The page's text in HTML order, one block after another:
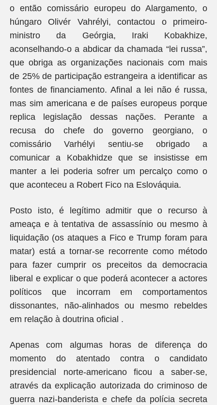
o então comissário europeu do Alargamento, o
húngaro Olivér Vahrélyi, contactou o primeiro-
ministro da Geórgia, Iraki Kobakhize,
aconselhando-o a abdicar da chamada “lei russa”,
que obriga as organizações nacionais com mais
de 25% de participação estrangeira a identificar as
fontes de financiamento. Afinal a lei não é russa,
mas sim americana e de países europeus porque
replica legislação dessas nações. Perante a
recusa do chefe do governo georgiano, o
comissário Varhélyi sentiu-se obrigado a
comunicar a Kobakhidze que se insistisse em
manter a lei poderia sofrer um percalço como o
que aconteceu a Robert Fico na Eslováquia.
Posto isto, é legítimo admitir que o recurso à
ameaça e à tentativa de assassínio ou mesmo à
liquidação (os ataques a Fico e Trump foram para
matar) está a tornar-se recorrente como método
para fazer cumprir os preceitos da democracia
liberal e explicar o que poderá acontecer a actores
políticos que incorram em comportamentos
dissonantes, não-alinhados ou mesmo rebeldes
em relação à doutrina oficial .
Apenas com algumas horas de diferença do
momento do atentado contra o candidato
presidencial norte-americano ficou a saber-se,
através da explicação autorizada do criminoso de
guerra nazi-banderista e chefe da polícia secreta